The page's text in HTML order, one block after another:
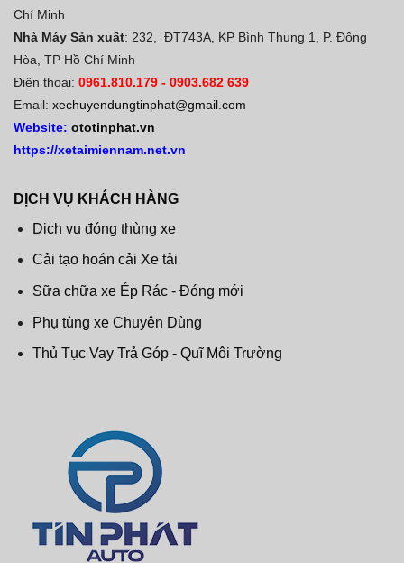
Chí Minh
Nhà Máy Sản xuất: 232, ĐT743A, KP Bình Thung 1, P. Đông
Hòa, TP Hồ Chí Minh
Điện thoại: 0961.810.179 - 0903.682 639
Email: xechuyendungtinphat@gmail.com
Website: ototinphat.vn
https://xetaimiennam.net.vn
DỊCH VỤ KHÁCH HÀNG
Dịch vụ đóng thùng xe
Cải tạo hoán cải Xe tải
Sữa chữa xe Ép Rác - Đóng mới
Phụ tùng xe Chuyên Dùng
Thủ Tục Vay Trả Góp - Quĩ Môi Trường